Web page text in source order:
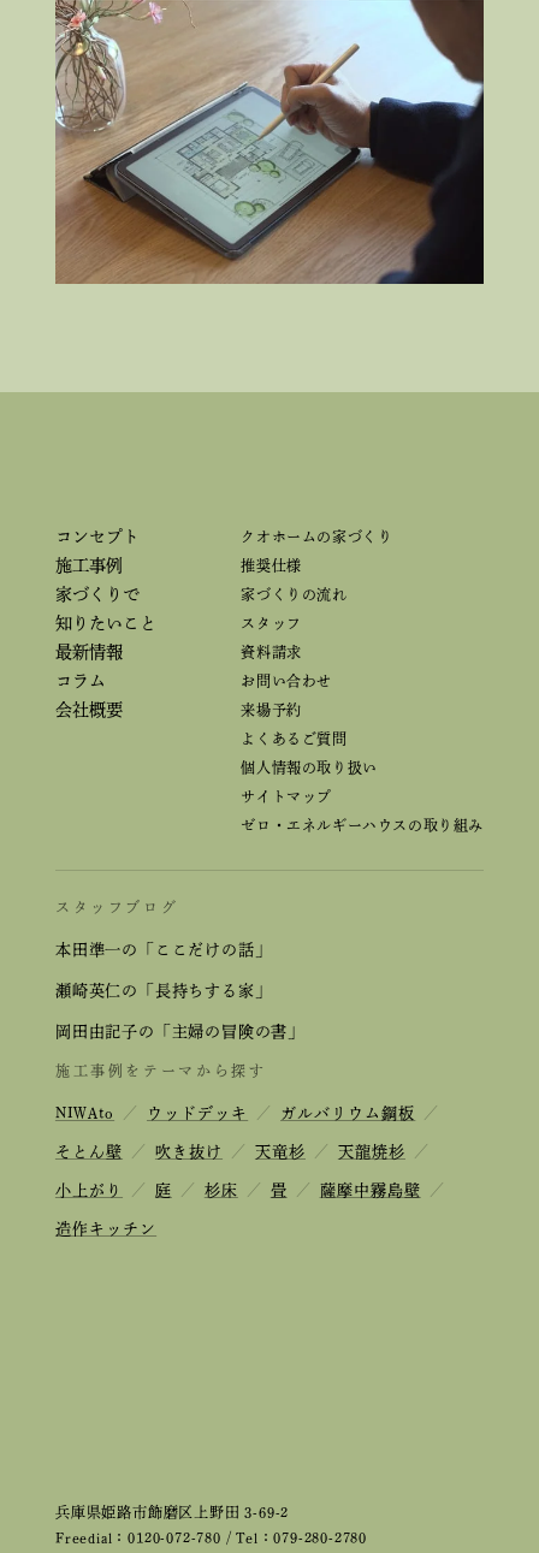
兵庫県姫路市飾磨区上野田 3-69-2
Freedial：0120-072-780 / Tel：079-280-2780
コンセプト
施工事例
家づくりで
知りたいこと
最新情報
コラム
会社概要
クオホームの家づくり
推奨仕様
家づくりの流れ
スタッフ
資料請求
お問い合わせ
来場予約
よくあるご質問
個人情報の取り扱い
サイトマップ
ゼロ・エネルギーハウスの取り組み
スタッフブログ
本田準一の「ここだけの話」
瀬崎英仁の「長持ちする家」
岡田由記子の「主婦の冒険の書」
施工事例をテーマから探す
NIWAto ／ ウッドデッキ ／ ガルバリウム鋼板 ／
そとん壁 ／ 吹き抜け ／ 天竜杉 ／ 天龍焼杉 ／
小上がり ／ 庭 ／ 杉床 ／ 畳 ／ 薩摩中霧島壁 ／
造作キッチン